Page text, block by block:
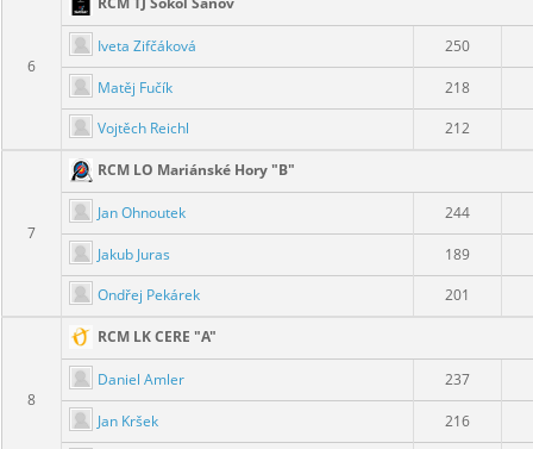
6
Iveta Zifčáková 250
Matěj Fučík
218
Vojtěch Reichl
212
7
RCM LO Mariánské Hory "B"
Jan Ohnoutek 244
Jakub Juras
189
Ondřej Pekárek
201
8
RCM LK CERE "A"
Daniel Amler 237
Jan Kršek
216